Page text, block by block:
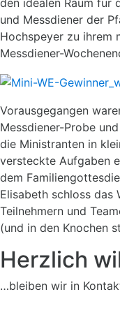
den idealen Raum für
und Messdiener der
Hochspeyer zu ihrem
Messdiener-
Vorausgegangen
Messdiener-Probe
die Ministranten in
versteckte Aufgaben
dem
Elisabeth schloss das
Teilnehmern und
(und in den Knochen
Herzlich
…bleiben wir in